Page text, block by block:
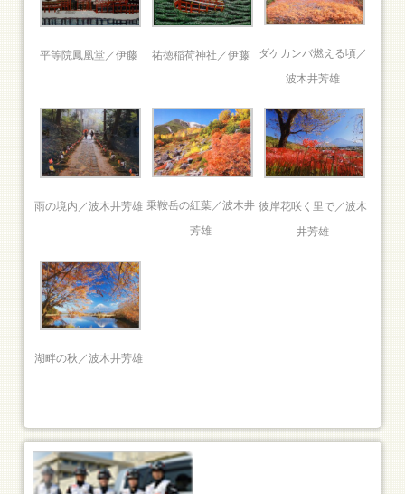
平等院鳳凰堂／伊藤 祐徳稲荷神社／伊藤
ダケカンバ燃える頃／
波木井芳雄
雨の境内／波木井芳雄 乗鞍岳の紅葉／波木井
芳雄
彼岸花咲く里で／波木
井芳雄
湖畔の秋／波木井芳雄